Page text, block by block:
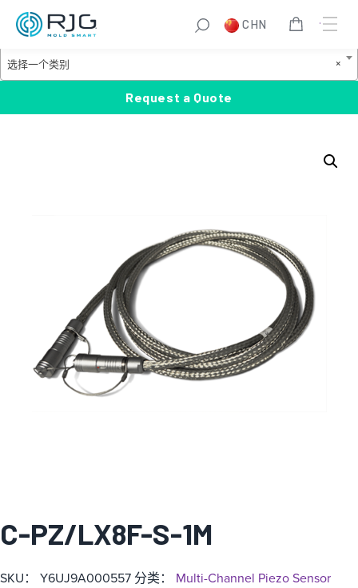
内
容
CHN
a
Product Categories
选
择
个
×
选择一个类别
Request a Quote
C-PZ/LX8F-S-1M
SKU： Y6UJ9A000557 分类： Multi-Channel Piezo Sensor